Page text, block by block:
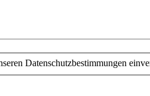
Datenschutzbestimmungen